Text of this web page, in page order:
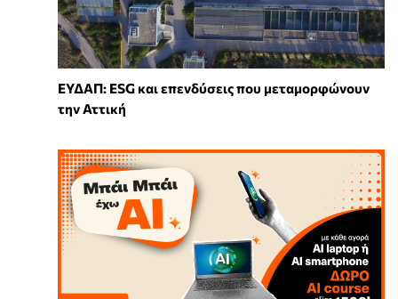
ΕΥΔΑΠ: ESG και επενδύσεις που μεταμορφώνουν
την Αττική